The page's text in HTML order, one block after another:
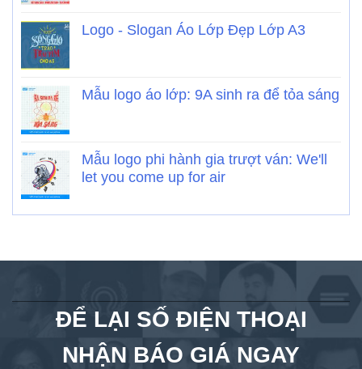
Logo - Slogan Áo Lớp Đẹp Lớp A3
Mẫu logo áo lớp: 9A sinh ra để tỏa sáng
Mẫu logo phi hành gia trượt ván: We'll
let you come up for air
ĐỂ LẠI SỐ ĐIỆN THOẠI
NHẬN BÁO GIÁ NGAY